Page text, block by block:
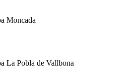
Moncada
La Pobla de Vallbona